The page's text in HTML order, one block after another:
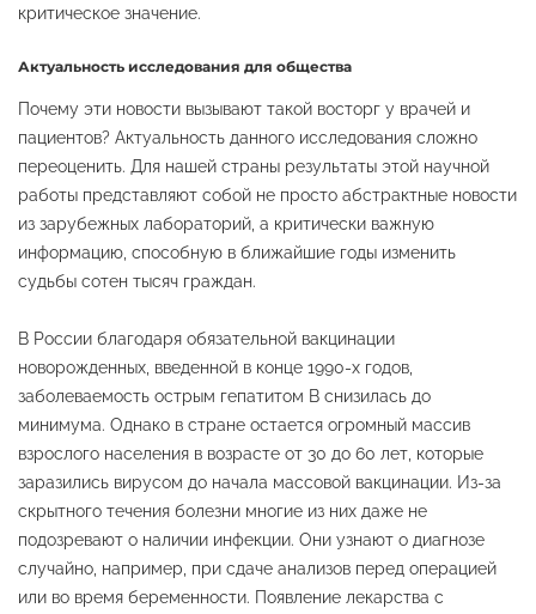
критическое значение.
Актуальность исследования для общества
Почему эти новости вызывают такой восторг у врачей и
пациентов? Актуальность данного исследования сложно
переоценить. Для нашей страны результаты этой научной
работы представляют собой не просто абстрактные новости
из зарубежных лабораторий, а критически важную
информацию, способную в ближайшие годы изменить
судьбы сотен тысяч граждан.
В России благодаря обязательной вакцинации
новорожденных, введенной в конце 1990-х годов,
заболеваемость острым гепатитом B снизилась до
минимума. Однако в стране остается огромный массив
взрослого населения в возрасте от 30 до 60 лет, которые
заразились вирусом до начала массовой вакцинации. Из-за
скрытного течения болезни многие из них даже не
подозревают о наличии инфекции. Они узнают о диагнозе
случайно, например, при сдаче анализов перед операцией
или во время беременности. Появление лекарства с